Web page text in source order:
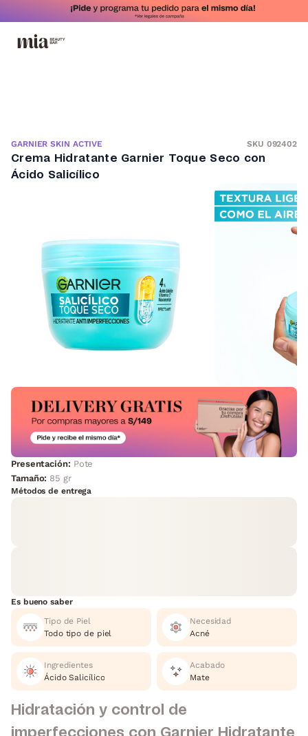
GARNIER SKIN ACTIVE SKU 092402
Crema Hidratante Garnier Toque Seco con
Ácido Salicílico
Presentación: Pote
Tamaño: 85 gr
Métodos de entrega
Es bueno saber
Tipo de Piel
Todo tipo de piel
Necesidad
Acné
Ingredientes
Ácido Salicílico
Acabado
Mate
Hidratación y control de